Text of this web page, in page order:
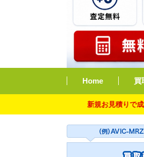
Home 買
新規お見積りで成約する